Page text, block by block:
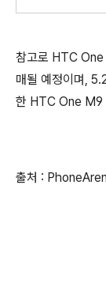
참고로 HTC
매될 예정이며,
한 HTC One M9
출처 :